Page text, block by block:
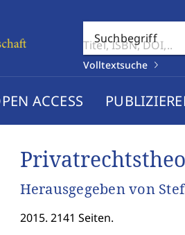
Suchbegriff
Volltextsuche
ACCESS
Herausgegeben von
2015. 2141 Seiten.